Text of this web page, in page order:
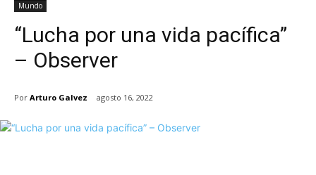
Mundo
“Lucha por una vida pacífica”
– Observer
Por Arturo Galvez agosto 16, 2022